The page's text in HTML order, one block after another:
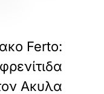
Ferto:
Ακυλα